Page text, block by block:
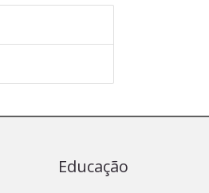
Educação